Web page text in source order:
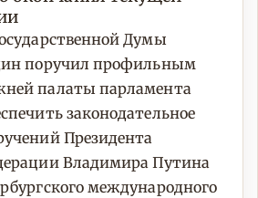
Думы
поручил профильным
палаты парламента
законодательное
Президента
Владимира Путина
международного